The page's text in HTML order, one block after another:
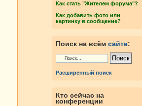
Как стать "Жителем форума"?
Как добавить фото или
картинку в сообщение?
Поиск на всём сайте:
Расширенный поиск
Кто сейчас на
конференции